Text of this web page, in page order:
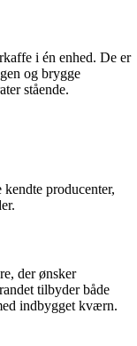
i én enhed. De er
og brygge
stående.
producenter,
der ønsker
tilbyder både
indbygget kværn.